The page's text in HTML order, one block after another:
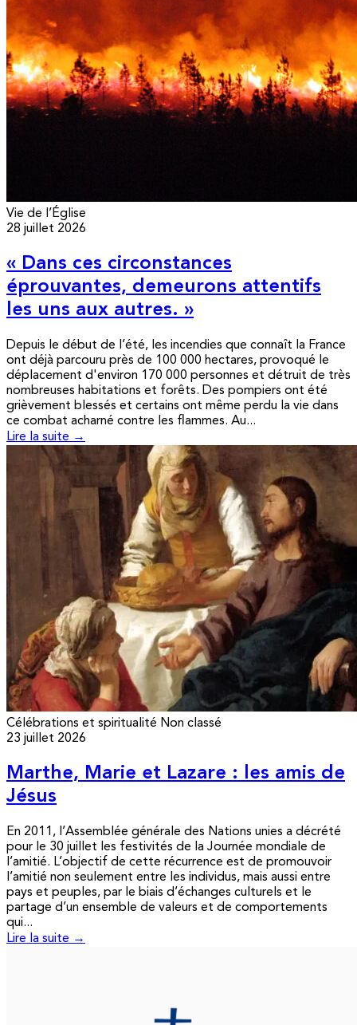
Vie de l’Église
28 juillet 2026
« Dans ces circonstances
éprouvantes, demeurons attentifs
les uns aux autres. »
Depuis le début de l’été, les incendies que connaît la France
ont déjà parcouru près de 100 000 hectares, provoqué le
déplacement d'environ 170 000 personnes et détruit de très
nombreuses habitations et forêts. Des pompiers ont été
grièvement blessés et certains ont même perdu la vie dans
ce combat acharné contre les flammes. Au...
Lire la suite →
Célébrations et spiritualité Non classé
23 juillet 2026
Marthe, Marie et Lazare : les amis de
Jésus
En 2011, l’Assemblée générale des Nations unies a décrété
pour le 30 juillet les festivités de la Journée mondiale de
l’amitié. L’objectif de cette récurrence est de promouvoir
l’amitié non seulement entre les individus, mais aussi entre
pays et peuples, par le biais d’échanges culturels et le
partage d’un ensemble de valeurs et de comportements
qui...
Lire la suite →